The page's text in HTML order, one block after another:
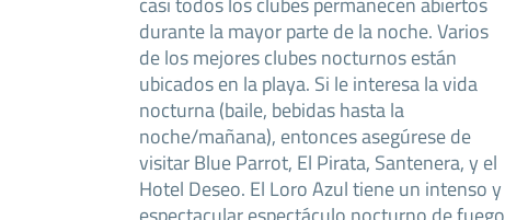
durante la mayor parte de la noche. Varios
de los mejores clubes nocturnos están
ubicados en la playa. Si le interesa la vida
nocturna (baile, bebidas hasta la
noche/mañana), entonces asegúrese de
visitar Blue Parrot, El Pirata, Santenera, y el
Hotel Deseo. El Loro Azul tiene un intenso y